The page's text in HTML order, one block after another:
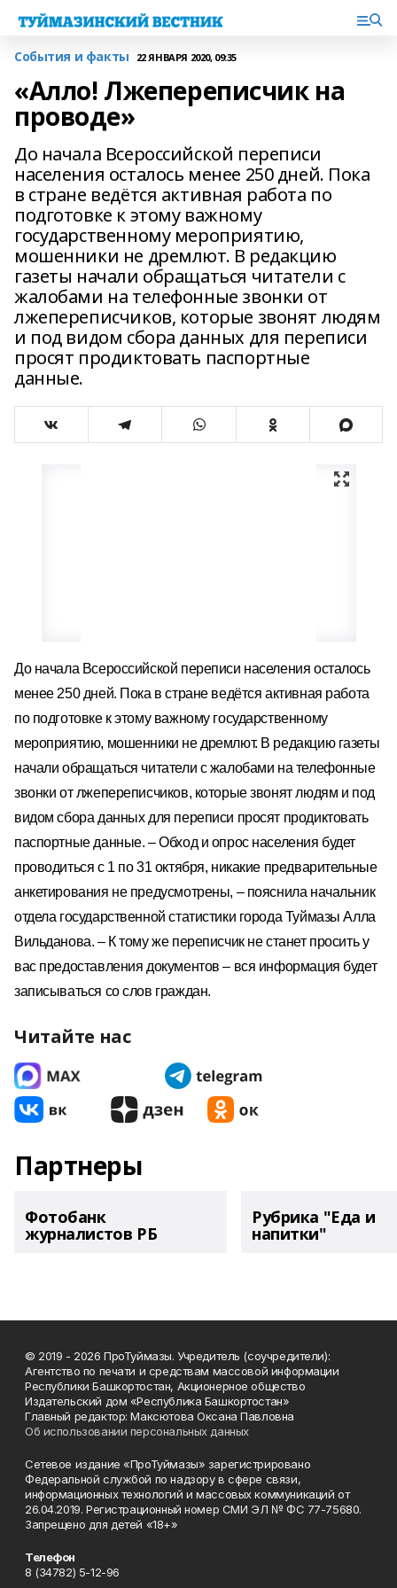
События и факты 22 ЯНВАРЯ 2020, 09:35
«Алло! Лжепереписчик на
проводе»
До начала Всероссийской переписи
населения осталось менее 250 дней. Пока
в стране ведётся активная работа по
подготовке к этому важному
государственному мероприятию,
мошенники не дремлют. В редакцию
газеты начали обращаться читатели с
жалобами на телефонные звонки от
лжепереписчиков, которые звонят людям
и под видом сбора данных для переписи
просят продиктовать паспортные
данные.
До начала Всероссийской переписи населения осталось
менее 250 дней. Пока в стране ведётся активная работа
по подготовке к этому важному государственному
мероприятию, мошенники не дремлют. В редакцию газеты
начали обращаться читатели с жалобами на телефонные
звонки от лжепереписчиков, которые звонят людям и под
видом сбора данных для переписи просят продиктовать
паспортные данные. – Обход и опрос населения будет
проводиться с 1 по 31 октября, никакие предварительные
анкетирования не предусмотрены, – пояснила начальник
отдела государственной статистики города Туймазы Алла
Вильданова. – К тому же переписчик не станет просить у
вас предоставления документов – вся информация будет
записываться со слов граждан.
Читайте нас
Партнеры
Фотобанк
журналистов РБ
Рубрика "Еда и
напитки"
© 2019 - 2026 ПроТуймазы. Учредитель (соучредители):
Агентство по печати и средствам массовой информации
Республики Башкортостан, Акционерное общество
Издательский дом «Республика Башкортостан»
Главный редактор: Максютова Оксана Павловна
Об использовании персональных данных
Сетевое издание «ПроТуймазы» зарегистрировано
Федеральной службой по надзору в сфере связи,
информационных технологий и массовых коммуникаций от
26.04.2019. Регистрационный номер СМИ ЭЛ № ФС 77-75680.
Запрещено для детей «18+»
Телефон
8 (34782) 5-12-96